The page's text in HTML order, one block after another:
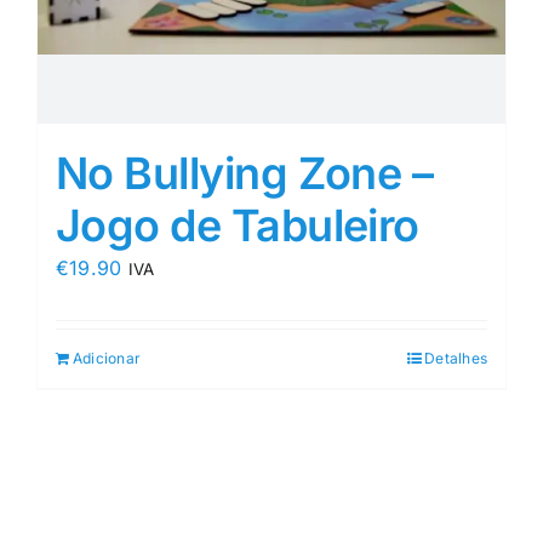
No Bullying Zone –
Jogo de Tabuleiro
€19.90 IVA
Adicionar Detalhes